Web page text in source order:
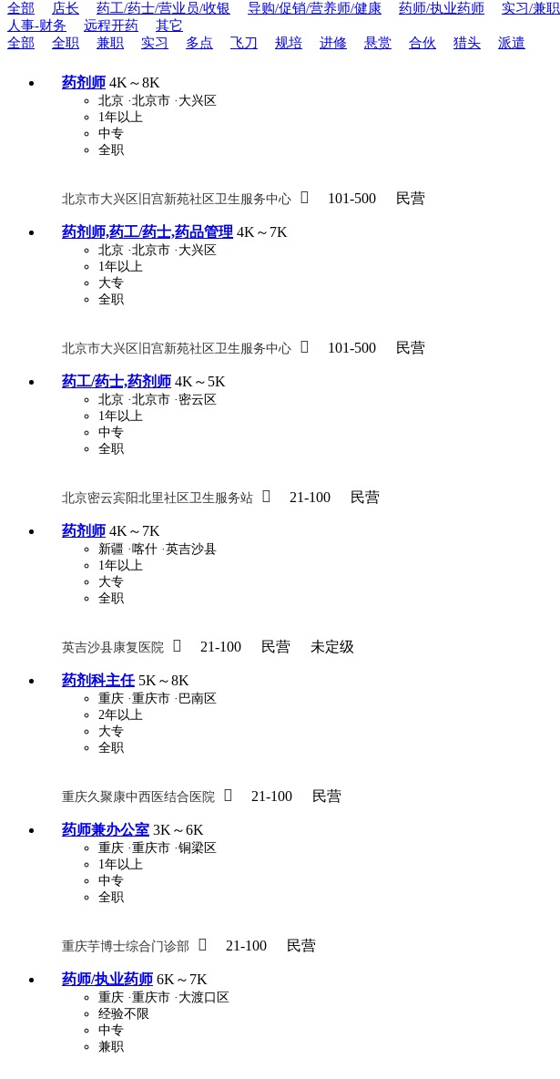
薪资与社保
五险 住房公积金 补充医疗保险 企业年金 绩效奖金
全勤奖
法定节假日三薪
8小时工作制 周末双休 职称晋升 政府人才引进
安排进修 科研启动金 安家费
关怀与福利
定期团建 节日福利 班车接送 免息借款
解决户口 事业编制
员工旅游
全部 店长 药工/药士/营业员/收银 导购/促销/营养师/健康 药师/执业药师 实习/兼职
人事-财务
远程开药
其它
全部
全职 兼职 实习 多点 飞刀 规培 进修 悬赏 合伙 猎头 派遣
药剂师 4K～8K
北京 ·北京市 ·大兴区
1年以上
中专
全职
北京市大兴区旧宫新苑社区卫生服务中心  101-500
民营
药剂师,药工/药士,药品管理 4K～7K
北京 ·北京市 ·大兴区
1年以上
大专
全职
北京市大兴区旧宫新苑社区卫生服务中心  101-500
民营
药工/药士,药剂师 4K～5K
北京 ·北京市 ·密云区
1年以上
中专
全职
北京密云宾阳北里社区卫生服务站  21-100
民营
药剂师 4K～7K
新疆 ·喀什 ·英吉沙县
1年以上
大专
全职
英吉沙县康复医院  21-100 民营
未定级
药剂科主任 5K～8K
重庆 ·重庆市 ·巴南区
2年以上
大专
全职
重庆久聚康中西医结合医院  21-100
民营
药师兼办公室 3K～6K
重庆 ·重庆市 ·铜梁区
1年以上
中专
全职
重庆芋博士综合门诊部  21-100
民营
药师/执业药师 6K～7K
重庆 ·重庆市 ·大渡口区
经验不限
中专
兼职